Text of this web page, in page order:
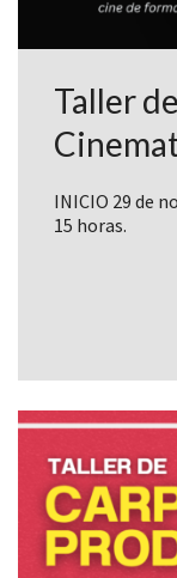
Taller
INICIO 29 de
15 horas.